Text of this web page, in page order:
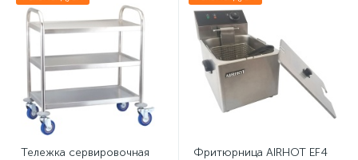
Тележка сервировочная
Фритюрница AIRHOT EF4